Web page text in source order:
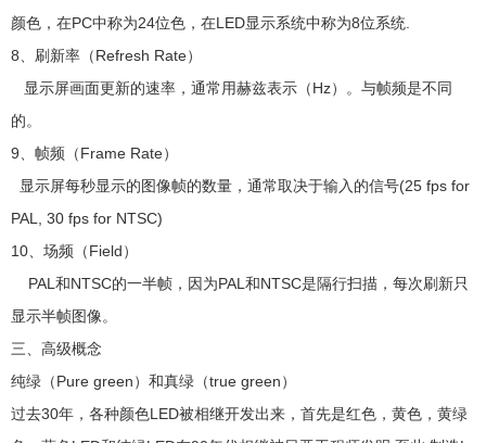
颜色，在PC中称为24位色，在LED显示系统中称为8位系统.
8、刷新率（Refresh Rate）
显示屏画面更新的速率，通常用赫兹表示（Hz）。与帧频是不同
的。
9、帧频（Frame Rate）
显示屏每秒显示的图像帧的数量，通常取决于输入的信号(25 fps for
PAL, 30 fps for NTSC)
10、场频（Field）
PAL和NTSC的一半帧，因为PAL和NTSC是隔行扫描，每次刷新只
显示半帧图像。
三、高级概念
纯绿（Pure green）和真绿（true green）
过去30年，各种颜色LED被相继开发出来，首先是红色，黄色，黄绿